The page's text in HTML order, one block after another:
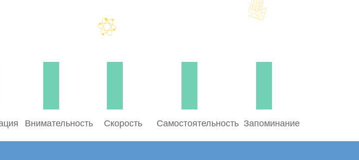
Внимательность Скорость Самостоятельность Запоминание